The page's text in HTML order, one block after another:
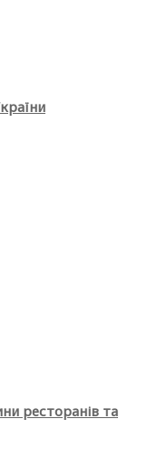
ресторанів та